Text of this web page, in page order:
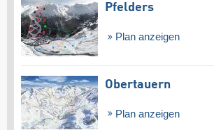
Pfelders
Plan anzeigen
Obertauern
Plan anzeigen